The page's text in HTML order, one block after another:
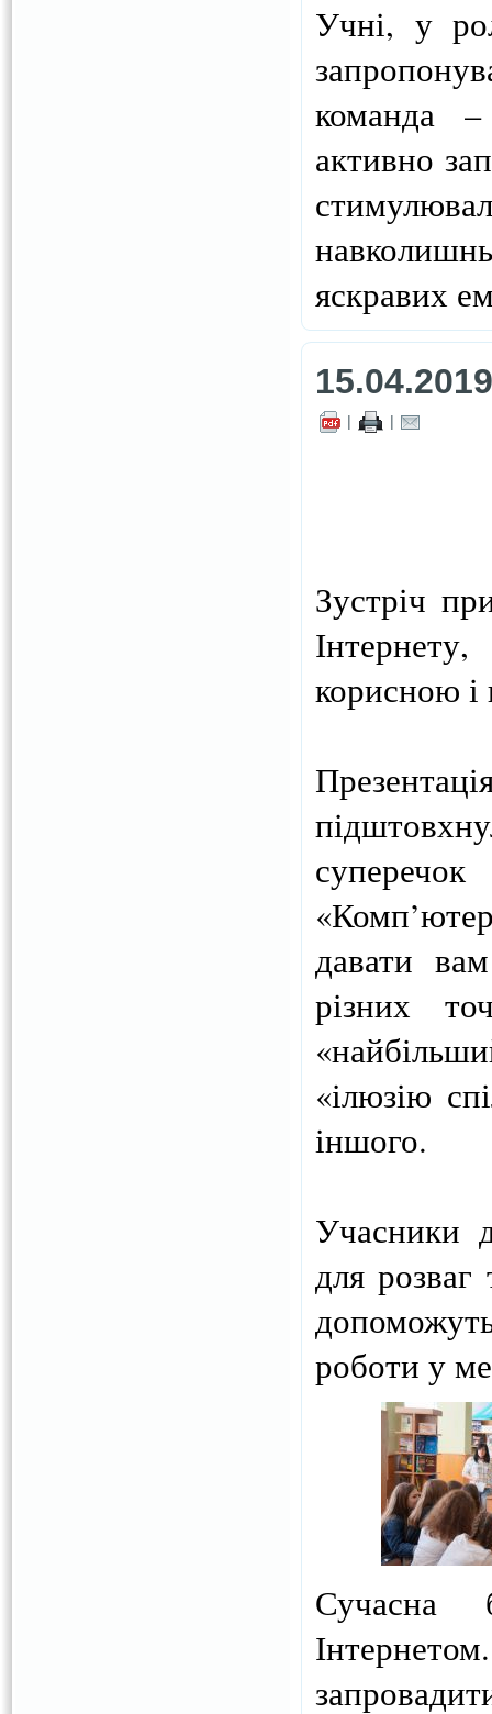
Учні, у
команда
активно
яскравих
15.04.2019
| |
Зустріч
корисною і
давати
різних
«ілюзію
іншого.
Учасники
для розваг
роботи у
Сучасна